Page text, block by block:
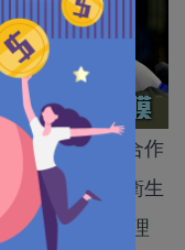
、香港大學合作
苗，經國家衛生
共和國疫苗管理